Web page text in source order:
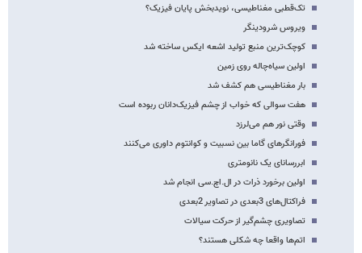
تک‌قطبی مغناطیسی، نویدبخش پایان فیزیک؟
ویروس شرودینگر
کوچک‌ترین منبع تولید اشعه ایکس ساخته شد
اولین سیاه‌چاله روی زمین
بار مغناطیسی هم کشف شد
هفت سوالی که خواب از چشم فیزیک‌دانان ربوده است
وقتی نور هم می‌لرزد
فورانگرهای گاما بین نسبیت و کوانتوم داوری می‌کنند
ابررسانای یک نانومتری
اولین برخورد ذرات در ال.اچ.سی انجام شد
فراکتال‌های 3بعدی در تصاویر 2بعدی
تصاویری چشم‌گیر از حرکت سیالات
اتم‌ها واقعا چه شکلی هستند؟